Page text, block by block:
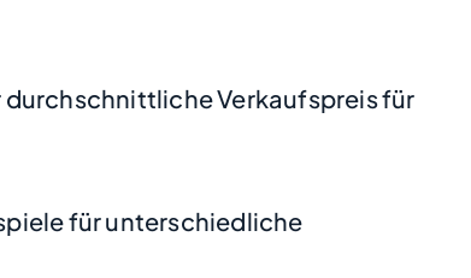
durchschnittliche Verkaufspreis für
für unterschiedliche